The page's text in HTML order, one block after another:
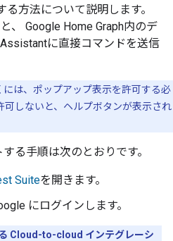
方法について説明します。
、 Google Home Graph内のデ
に直接コマンドを送信
には、ポップアップ表示を許可する必
可しないと、ヘルプボタンが表示され
る手順は次のとおりです。
Suiteを開きます。
にログインします。
Cloud-to-cloud インテグレーシ